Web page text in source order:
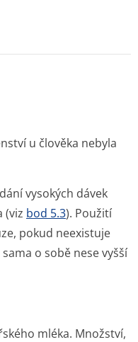
u člověka nebyla
vysokých dávek
(viz bod 5.3). Použití
pokud neexistuje
o sobě nese vyšší
mléka. Množství,